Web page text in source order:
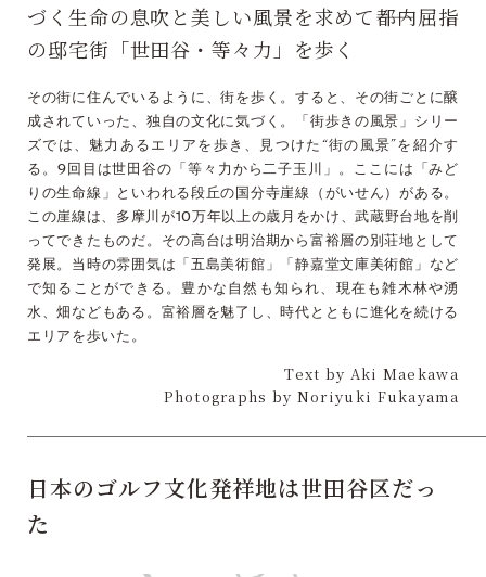
づく生命の息吹と美しい風景を求めて――都内屈指
の邸宅街「世田谷・等々力」を歩く
その街に住んでいるように、街を歩く。すると、その街ごとに醸
成されていった、独自の文化に気づく。「街歩きの風景」シリー
ズでは、魅力あるエリアを歩き、見つけた“街の風景”を紹介す
る。9回目は世田谷の「等々力から二子玉川」。ここには「みど
りの生命線」といわれる段丘の国分寺崖線（がいせん）がある。
この崖線は、多摩川が10万年以上の歳月をかけ、武蔵野台地を削
ってできたものだ。その高台は明治期から富裕層の別荘地として
発展。当時の雰囲気は「五島美術館」「静嘉堂文庫美術館」など
で知ることができる。豊かな自然も知られ、現在も雑木林や湧
水、畑などもある。富裕層を魅了し、時代とともに進化を続ける
エリアを歩いた。
Text by Aki Maekawa
Photographs by Noriyuki Fukayama
日本のゴルフ文化発祥地は世田谷区だっ
た